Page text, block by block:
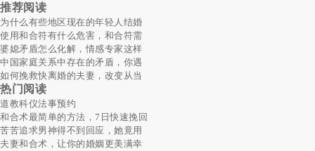
推荐阅读
为什么有些地区现在的年轻人结婚
使用和合符有什么危害，和合符需
婆媳矛盾怎么化解，情感专家这样
中国家庭关系中存在的矛盾，你遇
如何挽救快离婚的夫妻，改变从当
热门阅读
道教科仪法事预约
和合术最简单的方法，7日快速挽回
苦苦追求男神得不到回应，她竟用
夫妻和合术，让你的婚姻更美满幸